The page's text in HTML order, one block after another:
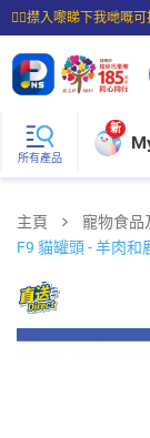
☝🏼㩒入嚟睇下我哋嘅
⭐購物滿$399即享免
所有產品
新
主頁 寵物食品
F9 貓罐頭 - 羊肉